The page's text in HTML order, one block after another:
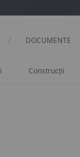
CURRENT:
DOCUMENTE
Construcții